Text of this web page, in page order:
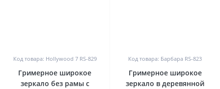
Код товара: Hollywood 7 RS-829
Гримерное широкое
зеркало без рамы с
Код товара: Барбара RS-823
Гримерное широкое
зеркало в деревянной